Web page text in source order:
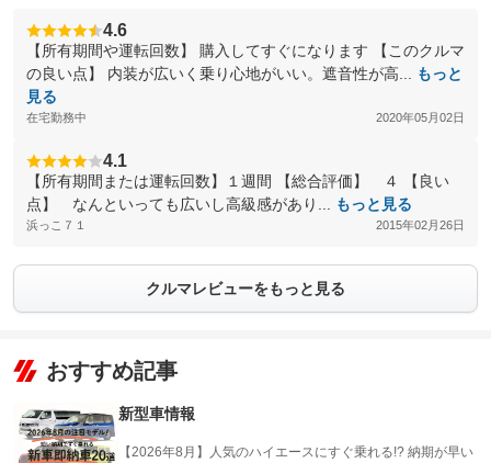
4.6
【所有期間や運転回数】 購入してすぐになります 【このクルマ
の良い点】 内装が広いく乗り心地がいい。遮音性が高...
もっと
見る
在宅勤務中 2020年05月02日
4.1
【所有期間または運転回数】１週間 【総合評価】 ４ 【良い
点】 なんといっても広いし高級感があり...
もっと見る
浜っこ７１ 2015年02月26日
クルマレビューをもっと見る
おすすめ記事
新型車情報
【2026年8月】人気のハイエースにすぐ乗れる!? 納期が早い